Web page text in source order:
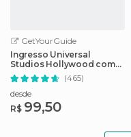
GetYourGuide
Ingresso Universal
Studios Hollywood com
Cancelamento Fácil
(465)
desde
R$ 99,50